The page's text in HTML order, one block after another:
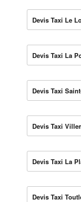
Devis Taxi Le
Devis Taxi La
Devis Taxi
Devis Taxi
Devis Taxi La
Devis Taxi